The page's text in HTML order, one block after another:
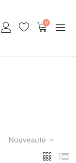
0
Nouveauté